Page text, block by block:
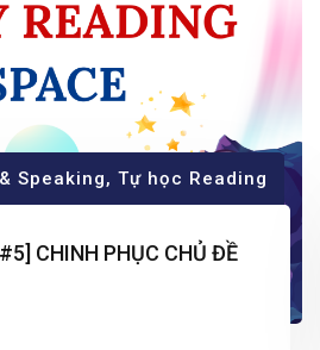
Speaking, Tự học Reading
CHINH PHỤC CHỦ ĐỀ